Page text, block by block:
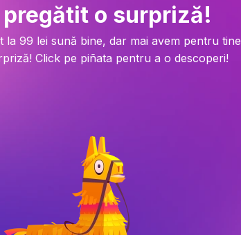
o surpriză!
la 99 lei sună bine, dar mai avem pentru tine
Click pe piñata pentru a o descoperi!